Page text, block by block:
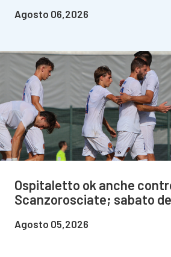
Agosto 06,2026
Ospitaletto ok anche
Scanzorosciate; sabato
Agosto 05,2026